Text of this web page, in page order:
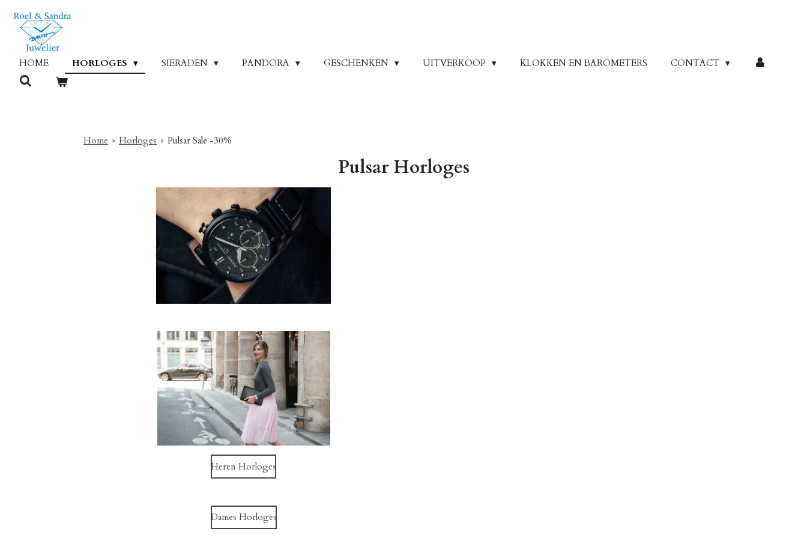
Ga
direct
hoofdinhoud
HOME HORLOGES SIERADEN PANDORA GESCHENKEN UITVERKOOP KLOKKEN EN BAROMETERS CONTACT
Home » Horloges » Pulsar Sale -30%
Pulsar Horloges
Heren Horloges
Dames Horloges